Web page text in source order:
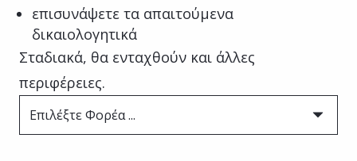
επισυνάψετε τα απαιτούμενα
δικαιολογητικά
Σταδιακά, θα ενταχθούν και άλλες
περιφέρειες.
Επιλέξτε Φορέα ...